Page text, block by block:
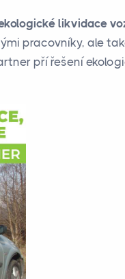
likvidace
pracovníky, ale
pří řešení